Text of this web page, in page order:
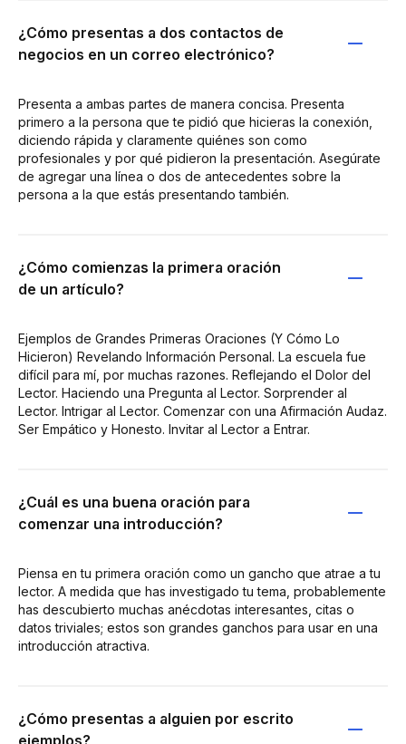
¿Cómo presentas a dos contactos de
negocios en un correo electrónico?
Presenta a ambas partes de manera concisa. Presenta
primero a la persona que te pidió que hicieras la conexión,
diciendo rápida y claramente quiénes son como
profesionales y por qué pidieron la presentación. Asegúrate
de agregar una línea o dos de antecedentes sobre la
persona a la que estás presentando también.
¿Cómo comienzas la primera oración
de un artículo?
Ejemplos de Grandes Primeras Oraciones (Y Cómo Lo
Hicieron) Revelando Información Personal. La escuela fue
difícil para mí, por muchas razones. Reflejando el Dolor del
Lector. Haciendo una Pregunta al Lector. Sorprender al
Lector. Intrigar al Lector. Comenzar con una Afirmación Audaz.
Ser Empático y Honesto. Invitar al Lector a Entrar.
¿Cuál es una buena oración para
comenzar una introducción?
Piensa en tu primera oración como un gancho que atrae a tu
lector. A medida que has investigado tu tema, probablemente
has descubierto muchas anécdotas interesantes, citas o
datos triviales; estos son grandes ganchos para usar en una
introducción atractiva.
¿Cómo presentas a alguien por escrito
ejemplos?